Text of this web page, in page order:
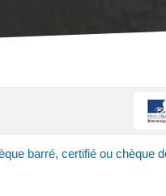
barré, certifié ou chèque